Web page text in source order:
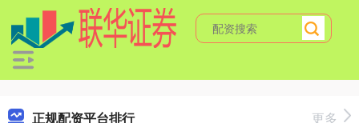
正规配资平台排行 更多